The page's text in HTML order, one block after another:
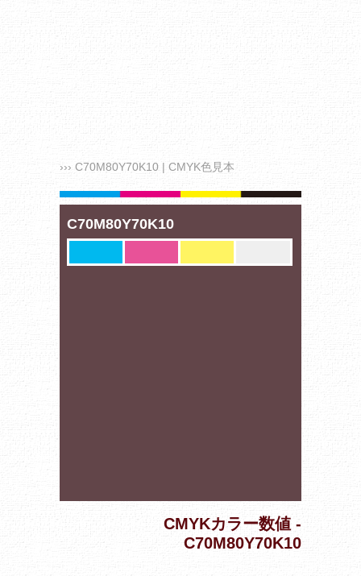
››› C70M80Y70K10 | CMYK色見本
C70M80Y70K10
CMYKカラー数値 -
C70M80Y70K10